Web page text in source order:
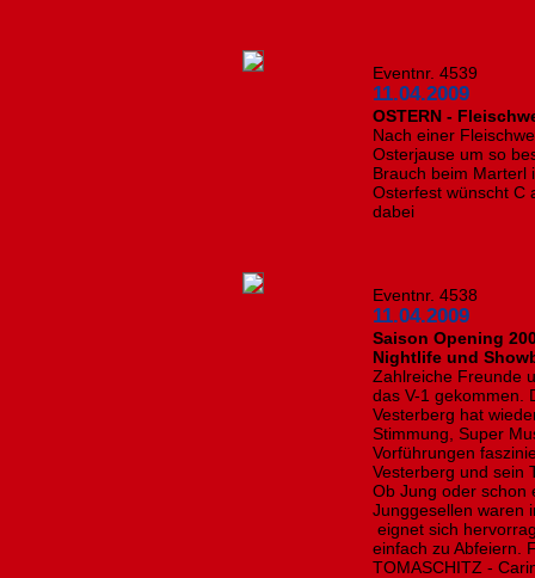
Eventnr. 4539
11.04.2009
OSTERN -
Nach einer
Osterjause um so
Brauch beim Marterl
Osterfest wünscht C
dabei
Eventnr. 4538
11.04.2009
Saison Opening
Nightlife und
Zahlreiche Freunde
das V-1 gekommen.
Vesterberg hat
Stimmung, Super
Vorführungen
Vesterberg und sein
Ob Jung oder schon
Junggesellen waren
eignet sich
einfach zu Abfeiern.
TOMASCHITZ -